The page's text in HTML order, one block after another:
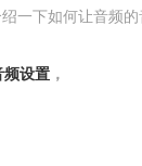
一下如何让音频的
频设置 ，